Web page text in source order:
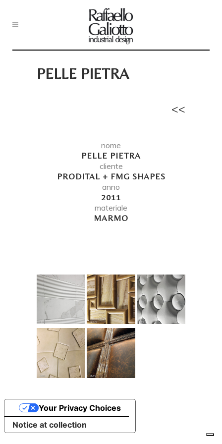
PELLE PIETRA
<<
nome
PELLE PIETRA
cliente
PRODITAL + FMG SHAPES
anno
2011
materiale
MARMO
Notice at collection
Your Privacy Choices